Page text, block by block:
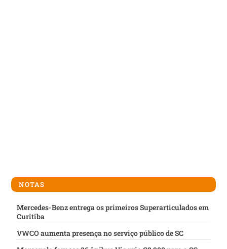
NOTAS
Mercedes-Benz entrega os primeiros Superarticulados em
Curitiba
VWCO aumenta presença no serviço público de SC